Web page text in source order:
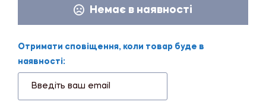
Немає в наявності
Отримати сповіщення, коли товар буде в
наявності: